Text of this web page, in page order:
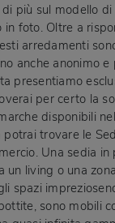
più sul modello di
in foto. Oltre a
arredamenti
anche anonimo e
presentiamo
per certo la
disponibili
trovare le
Una sedia in
un living o una
spazi
sono mobili